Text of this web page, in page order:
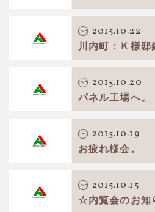
2015.10.22
川内町：Ｋ様邸
2015.10.20
パネル工場へ。
2015.10.19
お疲れ様会。
2015.10.15
☆内覧会のお